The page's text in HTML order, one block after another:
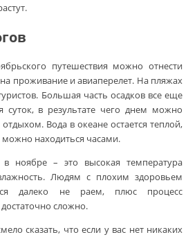
путешествия можно отнести
проживание и авиаперелет. На пляжах
Большая часть осадков все еще
суток, в результате чего днем можно
Вода в океане остается теплой,
находиться часами.
ноябре – это высокая температура
Людям с плохим здоровьем
далеко не раем, плюс процесс
сложно.
сказать, что если у вас нет никаких